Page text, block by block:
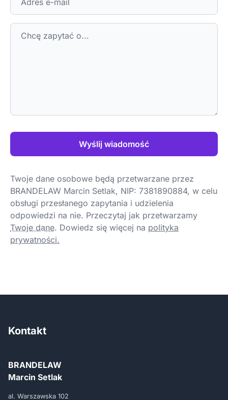
Wyślij wiadomość
Twoje dane osobowe będą przetwarzane przez
BRANDELAW Marcin Setlak, NIP: 7381890884, w celu
obsługi przesłanego zapytania i udzielenia
odpowiedzi na nie. Przeczytaj jak przetwarzamy
Twoje dane. Dowiedz się więcej na polityka
prywatności.
Kontakt
BRANDELAW
Marcin Setlak
al. Warszawska 102